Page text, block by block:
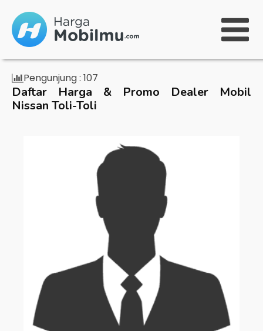
Pengunjung : 107
Daftar Harga & Promo Dealer Mobil
Nissan Toli-Toli